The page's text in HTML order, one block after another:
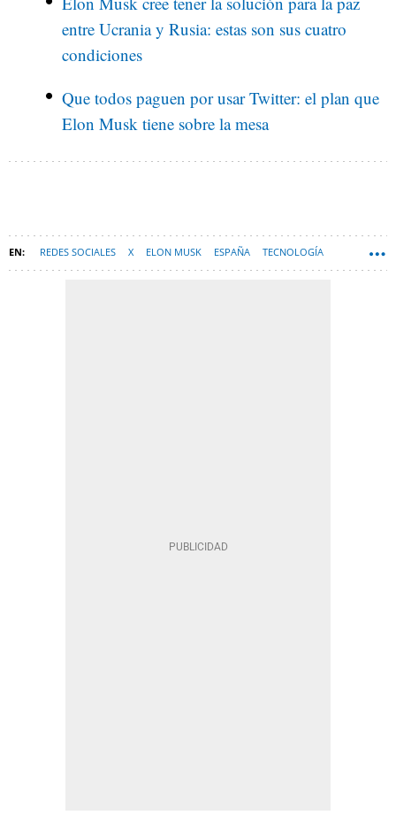
entre Ucrania y Rusia: estas son sus cuatro
condiciones
Que todos paguen por usar Twitter: el plan que
Elon Musk tiene sobre la mesa
REDES SOCIALES X ELON MUSK ESPAÑA TECNOLOGÍA